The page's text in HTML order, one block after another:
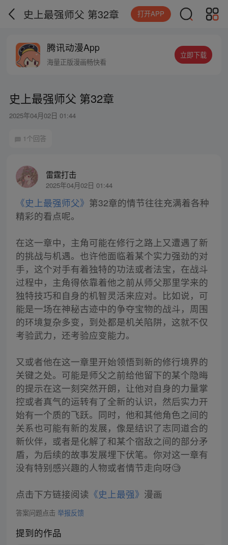
史上最强师父 第32章 打开APP
腾讯动漫App
海量正版漫画畅快看
立即下载
史上最强师父 第32章
2025年04月02日 01:44
1个回答
雷霆打击
2025年04月02日 01:44
《史上最强师父》 第32章的情节往往充满着各种
精彩的看点呢。
在这一章中，主角可能在修行之路上又遭遇了新
的挑战与机遇。也许他面临着某个实力强劲的对
手，这个对手有着独特的功法或者法宝，在战斗
过程中，主角得依靠着他之前从师父那里学来的
独特技巧和自身的机智灵活来应对。比如说，可
能是一场在神秘古迹中的争夺宝物的战斗，周围
的环境复杂多变，到处都是机关陷阱，这就不仅
考验武力，还考验应变能力。
又或者他在这一章里开始领悟到新的修行境界的
关键之处。可能是师父之前给他留下的某个隐晦
的提示在这一刻突然开朗，让他对自身的力量掌
控或者真气的运转有了全新的认识，然后实力开
始有一个质的飞跃。同时，他和其他角色之间的
关系也可能有新的发展，像是结识了志同道合的
新伙伴，或者是化解了和某个宿敌之间的部分矛
盾，为后续的故事发展埋下伏笔。你对这一章有
没有特别感兴趣的人物或者情节走向呀🧐
点击下方链接阅读 《史上最强》 漫画
答案问题点击 举报反馈
提到的作品